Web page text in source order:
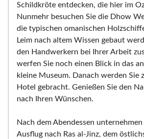
Schildkröte entdecken, die hier im
Nunmehr besuchen Sie die Dhow
die typischen omanischen
Leim nach altem Wissen gebaut
den Handwerkern bei Ihrer Arbeit
werfen Sie noch einen Blick in das
kleine Museum. Danach werden Sie
Hotel gebracht. Genießen Sie den
nach Ihren Wünschen.
Nach dem Abendessen
Ausflug nach Ras al-Jinz, dem